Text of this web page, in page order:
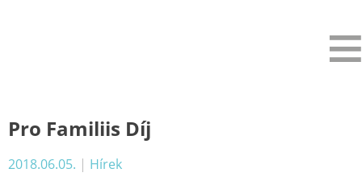
Pro Familiis Díj
2018.06.05. | Hírek